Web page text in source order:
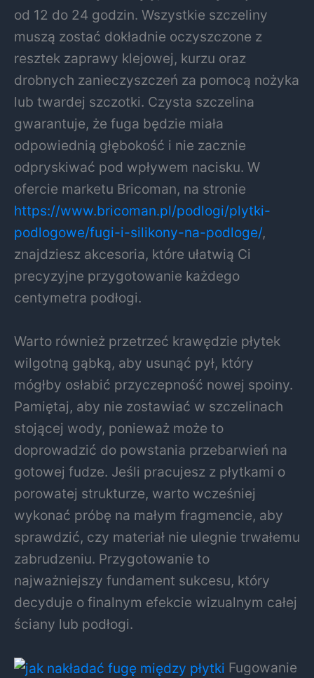
od 12 do 24 godzin. Wszystkie szczeliny
muszą zostać dokładnie oczyszczone z
resztek zaprawy klejowej, kurzu oraz
drobnych zanieczyszczeń za pomocą nożyka
lub twardej szczotki. Czysta szczelina
gwarantuje, że fuga będzie miała
odpowiednią głębokość i nie zacznie
odpryskiwać pod wpływem nacisku. W
ofercie marketu Bricoman, na stronie
https://www.bricoman.pl/podlogi/plytki-
podlogowe/fugi-i-silikony-na-podloge/,
znajdziesz akcesoria, które ułatwią Ci
precyzyjne przygotowanie każdego
centymetra podłogi.
Warto również przetrzeć krawędzie płytek
wilgotną gąbką, aby usunąć pył, który
mógłby osłabić przyczepność nowej spoiny.
Pamiętaj, aby nie zostawiać w szczelinach
stojącej wody, ponieważ może to
doprowadzić do powstania przebarwień na
gotowej fudze. Jeśli pracujesz z płytkami o
porowatej strukturze, warto wcześniej
wykonać próbę na małym fragmencie, aby
sprawdzić, czy materiał nie ulegnie trwałemu
zabrudzeniu. Przygotowanie to
najważniejszy fundament sukcesu, który
decyduje o finalnym efekcie wizualnym całej
ściany lub podłogi.
Fugowanie